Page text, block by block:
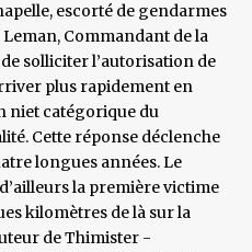
escorté de gendarmes
Commandant de la
solliciter l’autorisation de
plus rapidement en
niet catégorique du
Cette réponse déclenche
longues années. Le
la première victime
kilomètres de là sur la
de Thimister -